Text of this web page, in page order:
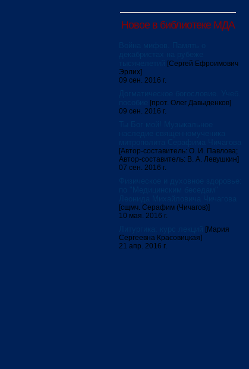
Новое в библиотеке МДА
[Сергей Ефроимович
Эрлих]
09 сен. 2016 г.
[прот. Олег Давыденков]
09 сен. 2016 г.
[Автор-составитель: О. И. Павлова;
Автор-составитель: В. А. Левушкин]
07 сен. 2016 г.
[сщмч. Серафим (Чичагов)]
10 мая. 2016 г.
[Мария
Сергеевна Красовицкая]
21 апр. 2016 г.